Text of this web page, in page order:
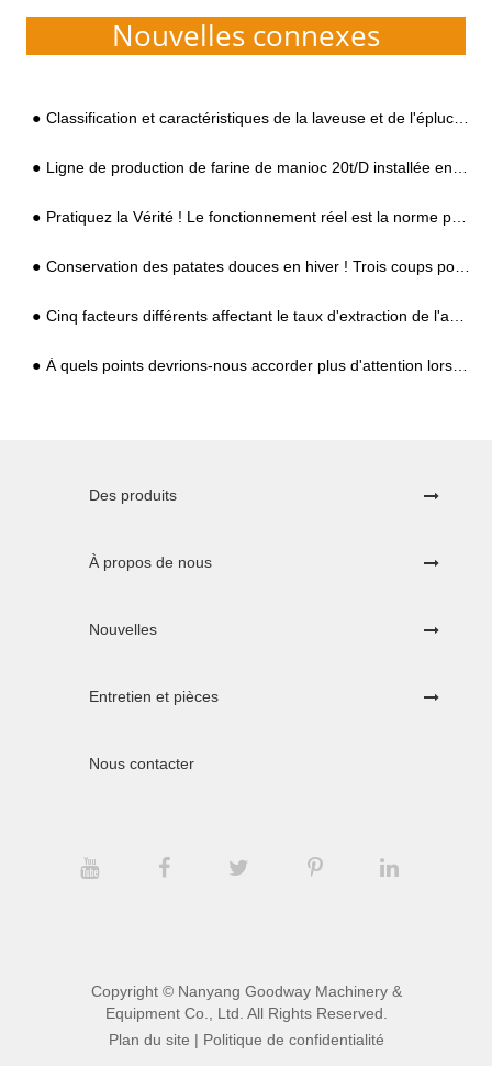
Nouvelles connexes
Classification et caractéristiques de la laveuse et de l'éplucheuse de manioc
Ligne de production de farine de manioc 20t/D installée en Afrique
Pratiquez la Vérité ! Le fonctionnement réel est la norme pour tester la qualité de l'équipement de traitement de l'amidon !
Conservation des patates douces en hiver ! Trois coups pour résoudre facilement le problème de la pourriture des patates douces !
Cinq facteurs différents affectant le taux d'extraction de l'amidon de patate douce
À quels points devrions-nous accorder plus d'attention lors du traitement Garri ?
Des produits
À propos de nous
Nouvelles
Entretien et pièces
Nous contacter
Copyright © Nanyang Goodway Machinery &
Equipment Co., Ltd. All Rights Reserved.
Plan du site | Politique de confidentialité